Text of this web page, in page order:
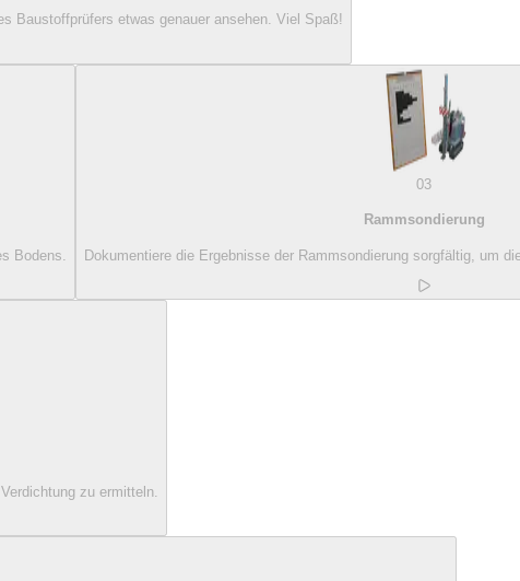
Baustoffprüfers etwas genauer ansehen. Viel Spaß!
Bodens.
03
Rammsondierung
Dokumentiere die Ergebnisse der Rammsondierung sorgfältig, um
zu ermitteln.